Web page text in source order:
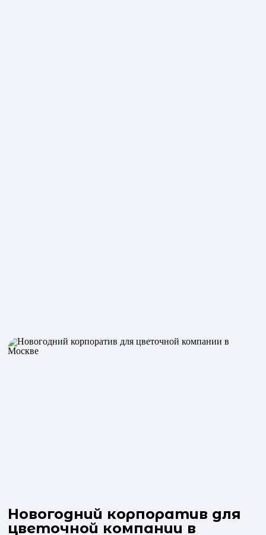
Новогодний корпоратив для
цветочной компании в